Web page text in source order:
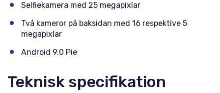
Selfiekamera med 25 megapixlar
Två kameror på baksidan med 16 respektive 5
megapixlar
Android 9.0 Pie
Teknisk specifikation